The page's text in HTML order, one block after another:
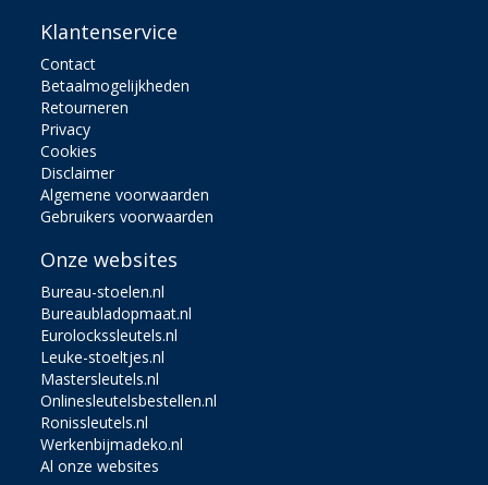
Klantenservice
Contact
Betaalmogelijkheden
Retourneren
Privacy
Cookies
Disclaimer
Algemene voorwaarden
Gebruikers voorwaarden
Onze websites
Bureau-stoelen.nl
Bureaubladopmaat.nl
Eurolockssleutels.nl
Leuke-stoeltjes.nl
Mastersleutels.nl
Onlinesleutelsbestellen.nl
Ronissleutels.nl
Werkenbijmadeko.nl
Al onze websites